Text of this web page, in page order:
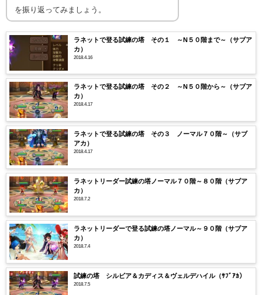
を振り返ってみましょう。
ラネットで登る試練の塔 その１ ～N５０階まで～（サブア
カ）
2018.4.16
ラネットで登る試練の塔 その２ ～N５０階から～（サブア
カ）
2018.4.17
ラネットで登る試練の塔 その３ ノーマル７０階～（サブ
アカ）
2018.4.17
ラネットリーダー試練の塔ノーマル７０階～８０階（サブア
カ）
2018.7.2
ラネットリーダーで登る試練の塔ノーマル～９０階（サブア
カ）
2018.7.4
試練の塔 シルビア＆カディス＆ヴェルデハイル（ｻﾌﾞｱｶ）
2018.7.5